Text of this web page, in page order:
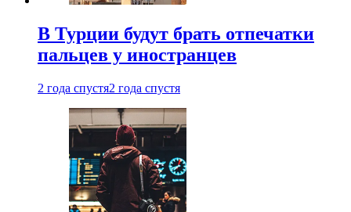
В Турции будут брать отпечатки
пальцев у иностранцев
2 года спустя2 года спустя